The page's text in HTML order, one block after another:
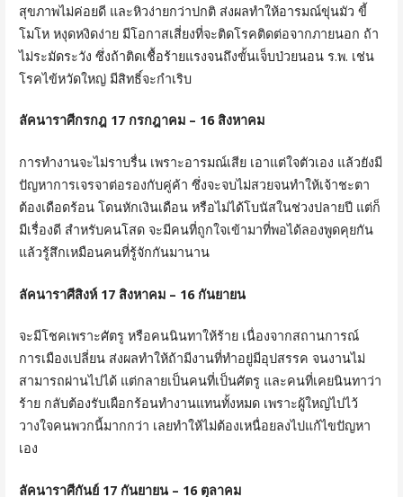
สุขภาพไม่ค่อยดี และหิวง่ายกว่าปกติ ส่งผลทำให้อารมณ์ขุ่นมัว ขี้
โมโห หงุดหงิดง่าย มีโอกาสเสี่ยงที่จะติดโรคติดต่อจากภายนอก ถ้า
ไม่ระมัดระวัง ซึ่งถ้าติดเชื้อร้ายแรงจนถึงขั้นเจ็บป่วยนอน ร.พ. เช่น
โรคไข้หวัดใหญ่ มีสิทธิ์จะกำเริบ
ลัคนาราศีกรกฎ 17 กรกฎาคม – 16 สิงหาคม
การทำงานจะไม่ราบรื่น เพราะอารมณ์เสีย เอาแต่ใจตัวเอง แล้วยังมี
ปัญหาการเจรจาต่อรองกับคู่ค้า ซึ่งจะจบไม่สวยจนทำให้เจ้าชะตา
ต้องเดือดร้อน โดนหักเงินเดือน หรือไม่ได้โบนัสในช่วงปลายปี แต่ก็
มีเรื่องดี สำหรับคนโสด จะมีคนที่ถูกใจเข้ามาที่พอได้ลองพูดคุยกัน
แล้วรู้สึกเหมือนคนที่รู้จักกันมานาน
ลัคนาราศีสิงห์ 17 สิงหาคม – 16 กันยายน
จะมีโชคเพราะศัตรู หรือคนนินทาให้ร้าย เนื่องจากสถานการณ์
การเมืองเปลี่ยน ส่งผลทำให้ถ้ามีงานที่ทำอยู่มีอุปสรรค จนงานไม่
สามารถผ่านไปได้ แต่กลายเป็นคนที่เป็นศัตรู และคนที่เคยนินทาว่า
ร้าย กลับต้องรับเผือกร้อนทำงานแทนทั้งหมด เพราะผู้ใหญ่ไปไว้
วางใจคนพวกนี้มากกว่า เลยทำให้ไม่ต้องเหนื่อยลงไปแก้ไขปัญหา
เอง
ลัคนาราศีกันย์ 17 กันยายน – 16 ตุลาคม